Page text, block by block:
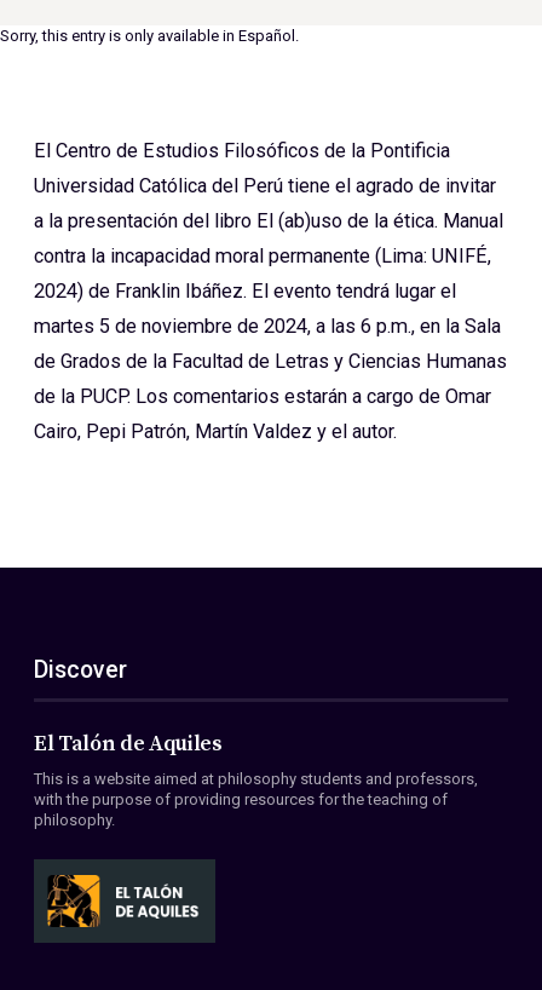
Sorry, this entry is only available in Español
El Centro de Estudios Filosóficos de la Pontificia
Universidad Católica del Perú tiene el agrado de invitar
a la presentación del libro El (ab)uso de la ética. Manual
contra la incapacidad moral permanente (Lima: UNIFÉ,
2024) de Franklin Ibáñez. El evento tendrá lugar el
martes 5 de noviembre de 2024, a las 6 p.m., en la Sala
de Grados de la Facultad de Letras y Ciencias Humanas
de la PUCP. Los comentarios estarán a cargo de Omar
Cairo, Pepi Patrón, Martín Valdez y el autor.
Discover
El Talón de Aquiles
This is a website aimed at philosophy students and professors,
with the purpose of providing resources for the teaching of
philosophy.